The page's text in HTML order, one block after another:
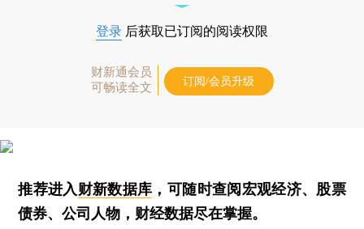
登录 后获取已订阅的阅读权限
财新通会员
可畅读全文
订阅/会员升级
推荐进入财新数据库 ，可随时查阅宏观经济、股票
债券、公司人物，财经数据尽在掌握。